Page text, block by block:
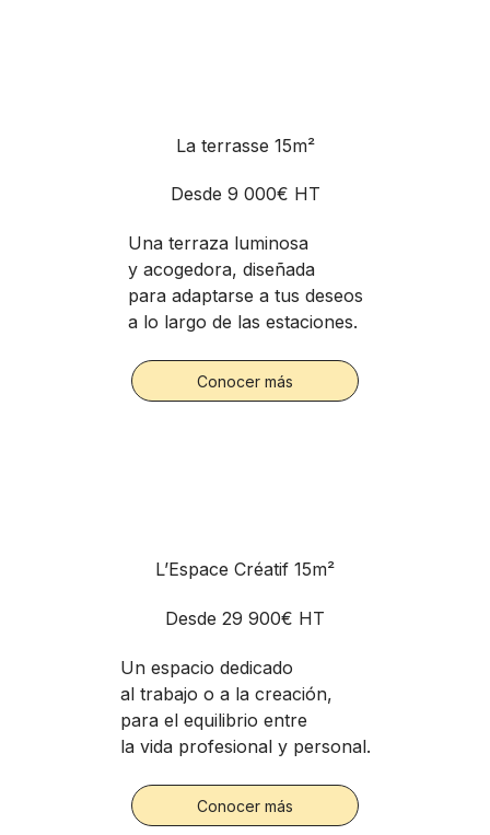
La terrasse 15m²
Conocer más
Desde 9 000€ HT
Una terraza luminosa
y acogedora, diseñada
para adaptarse a tus deseos
a lo largo de las estaciones.
L’Espace Créatif 15m²
Conocer más
Desde 29 900€ HT
Un espacio dedicado
al trabajo o a la creación,
para el equilibrio entre
la vida profesional y personal.